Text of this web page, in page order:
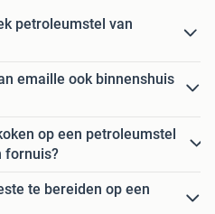
petroleumstel van
emaille ook binnenshuis
op een petroleumstel
fornuis?
te bereiden op een